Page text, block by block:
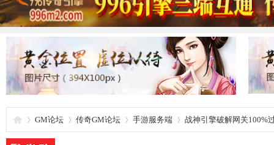
GM论坛 传奇GM论坛 手游服务端 战神引擎破解网关100%